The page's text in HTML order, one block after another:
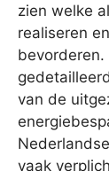
zien welke
realiseren
bevorderen.
van de
vaak